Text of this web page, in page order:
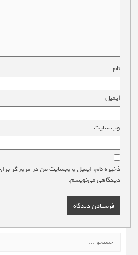
نام
ایمیل
وب‌ سایت
ذخیره نام، ایمیل و وبسایت من در مرورگر
دیدگاهی می‌نویسم.
برای: